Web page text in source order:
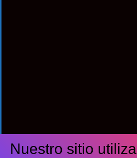
Síguenos
Nuestro sitio utiliza